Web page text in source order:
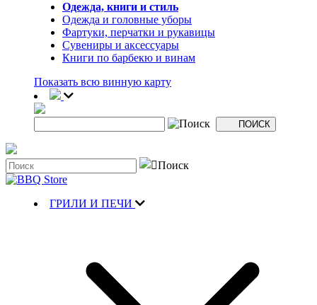
Одежда, книги и стиль
Одежда и головные уборы
Фартуки, перчатки и рукавицы
Сувениры и аксессуары
Книги по барбекю и винам
Показать всю винную карту
ГРИЛИ И ПЕЧИ